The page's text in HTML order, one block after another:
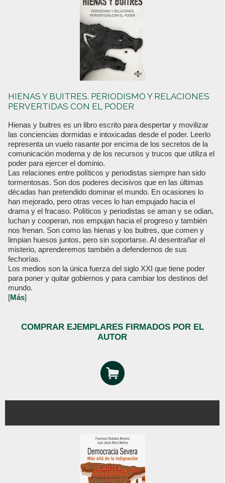
HIENAS Y BUITRES. PERIODISMO Y RELACIONES
PERVERTIDAS CON EL PODER
Hienas y buitres es un libro escrito para despertar y movilizar
las conciencias dormidas e intoxicadas desde el poder. Leerlo
representa un vuelo rasante por encima de los secretos de la
comunicación moderna y de los recursos y trucos que utiliza el
poder para ejercer el dominio.
Las relaciones entre políticos y periodistas siempre han sido
tormentosas. Son dos poderes decisivos que en las últimas
décadas han pretendido dominar el mundo. En ocasiones lo
han mejorado, pero otras veces lo han empujado hacia el
drama y el fracaso. Políticos y periodistas se aman y se odian,
luchan y cooperan, nos empujan hacia el progreso y también
nos frenan. Son como las hienas y los buitres, que comen y
limpian huesos juntos, pero sin soportarse. Al desentrañar el
misterio, aprenderemos también a defendernos de sus
fechorías.
Los medios son la única fuerza del siglo XXI que tiene poder
para poner y quitar gobiernos y para cambiar los destinos del
mundo.
[Más]
COMPRAR EJEMPLARES FIRMADOS POR EL
AUTOR